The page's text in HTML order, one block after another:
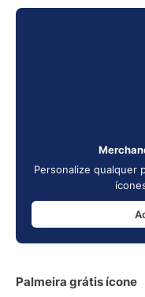
Personalize qualquer
Palmeira grátis ícone